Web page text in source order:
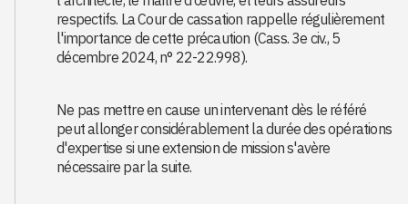
respectifs. La Cour de cassation rappelle régulièrement
l'importance de cette précaution (Cass. 3e civ., 5
décembre 2024, n° 22-22.998).
Ne pas mettre en cause un intervenant dès le référé
peut allonger considérablement la durée des opérations
d'expertise si une extension de mission s'avère
nécessaire par la suite.